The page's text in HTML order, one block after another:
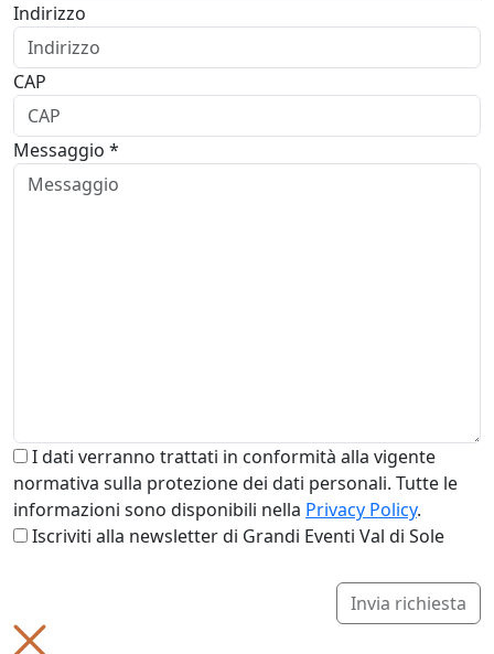
Indirizzo
CAP
Messaggio *
I dati verranno trattati in conformità alla vigente
normativa sulla protezione dei dati personali. Tutte le
informazioni sono disponibili nella Privacy Policy.
Iscriviti alla newsletter di Grandi Eventi Val di Sole
Invia richiesta